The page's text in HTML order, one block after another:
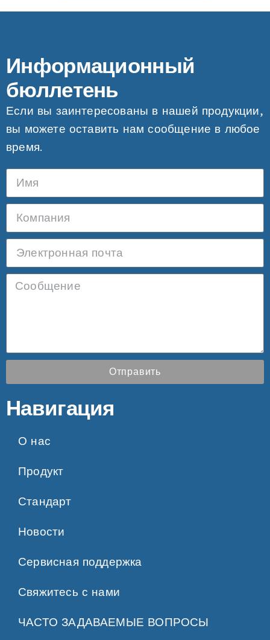
Информационный
бюллетень
Если вы заинтересованы в нашей продукции,
вы можете оставить нам сообщение в любое
время.
Отправить
Навигация
О нас
Продукт
Стандарт
Новости
Сервисная поддержка
Свяжитесь с нами
ЧАСТО ЗАДАВАЕМЫЕ ВОПРОСЫ